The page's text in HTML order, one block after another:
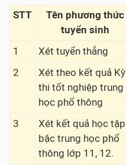
STT
Tên phương thức
tuyển sinh
1
Xét tuyển thẳng
2
Xét theo kết quả Kỳ
thi tốt nghiệp trung
học phổ thông
3
Xét kết quả học tập
bậc trung học phổ
thông lớp 11, 12.